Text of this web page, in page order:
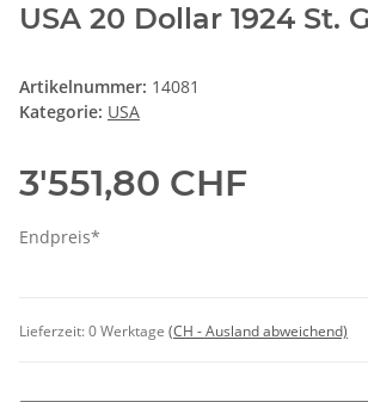
USA 20 Dollar 1924 St.
Artikelnummer: 14081
Kategorie: USA
3'551,80 CHF
Endpreis*
Lieferzeit:0 Werktage (CH - Ausland abweichend)